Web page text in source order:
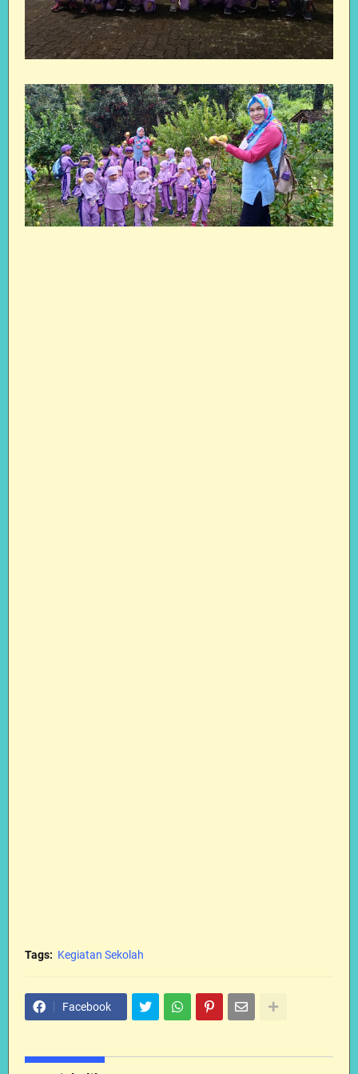
Tags: Kegiatan Sekolah
Facebook